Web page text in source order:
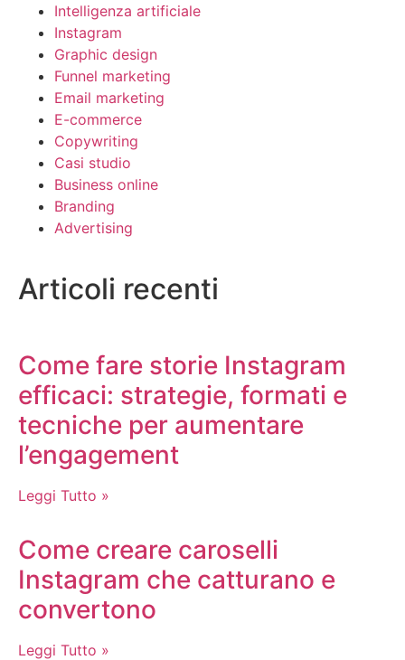
Intelligenza artificiale
Instagram
Graphic design
Funnel marketing
Email marketing
E-commerce
Copywriting
Casi studio
Business online
Branding
Advertising
Articoli recenti
Come fare storie Instagram
efficaci: strategie, formati e
tecniche per aumentare
l’engagement
Leggi Tutto »
Come creare caroselli
Instagram che catturano e
convertono
Leggi Tutto »